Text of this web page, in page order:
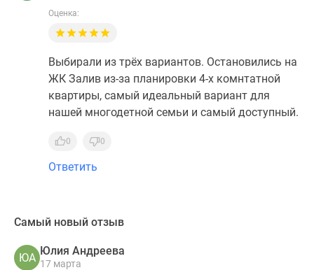
Оценка:
Выбирали из трёх вариантов. Остановились на
ЖК Залив из-за планировки 4-х комнтатной
квартиры, самый идеальный вариант для
нашей многодетной семьи и самый доступный.
0 0
Ответить
Самый новый отзыв
ЮА
Юлия Андреева
17 марта